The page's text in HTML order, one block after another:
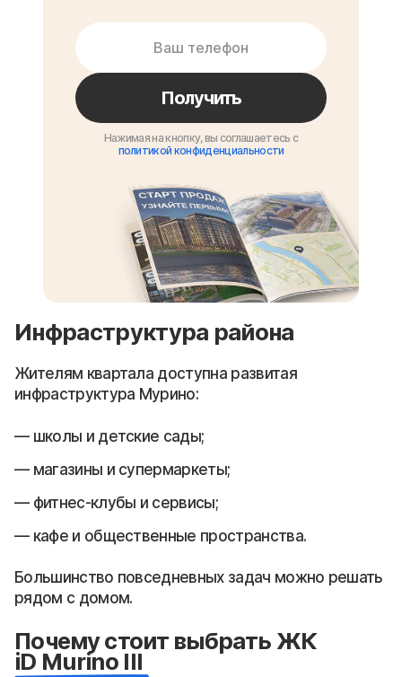
Получить
Нажимая на кнопку, вы соглашаетесь с
политикой конфиденциальности
Инфраструктура района
Жителям квартала доступна развитая
инфраструктура Мурино:
школы и детские сады;
магазины и супермаркеты;
фитнес-клубы и сервисы;
кафе и общественные пространства.
Большинство повседневных задач можно решать
рядом с домом.
Почему стоит выбрать ЖК
iD Murino III